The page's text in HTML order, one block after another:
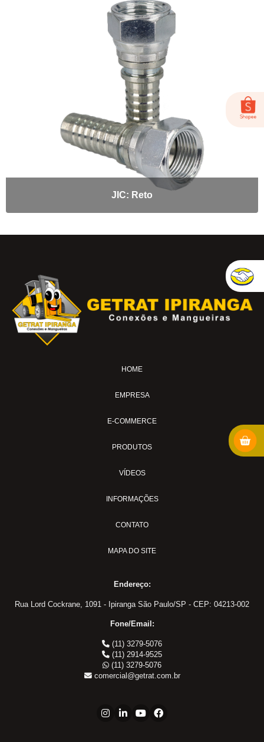
JIC: Reto
HOME
EMPRESA
E-COMMERCE
PRODUTOS
VÍDEOS
INFORMAÇÕES
CONTATO
MAPA DO SITE
Endereço:
Rua Lord Cockrane, 1091 - Ipiranga São Paulo/SP - CEP: 04213-002
Fone/Email:
(11) 3279-5076
(11) 2914-9525
(11) 3279-5076
comercial@getrat.com.br